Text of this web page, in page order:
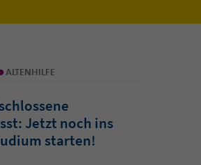
ALTENHILFE
Jetzt noch ins
starten!